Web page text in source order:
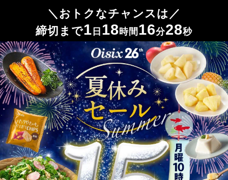
1 日 18 時間 16分23秒